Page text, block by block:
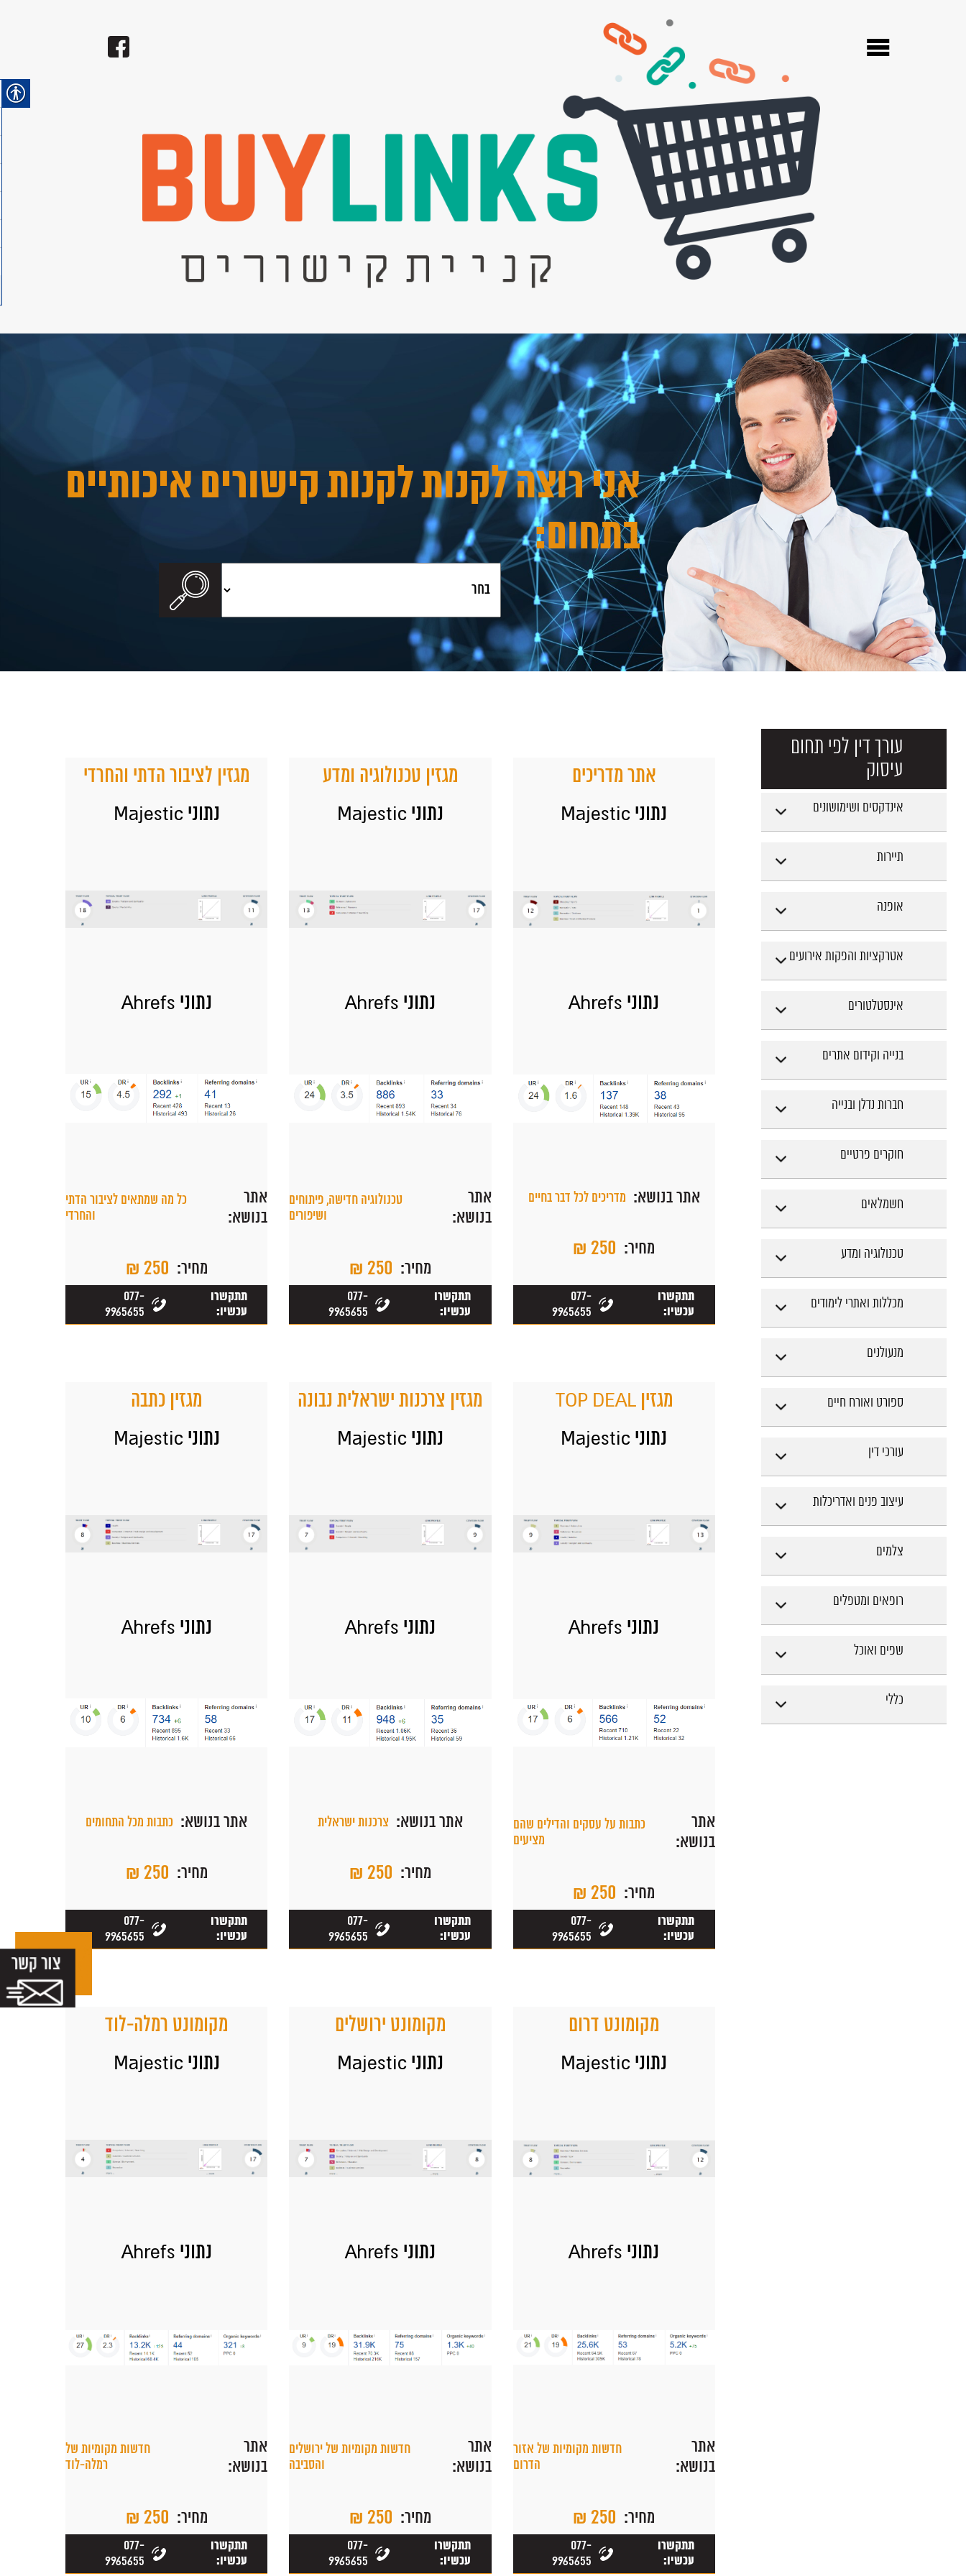
אני רוצה לקנות לקנות קישורים איכותיים
בתחום:
עורך דין לפי תחום
עיסוק
אינדקסים ושימושונים
תיירות
אופנה
אטרקציות והפקות אירועים
אינסטלטורים
בנייה וקידום אתרים
חברות נדלן ובנייה
חוקרים פרטיים
חשמלאים
טכנולוגיה ומדע
מכללות ואתרי לימודים
מנעולנים
ספורט ואורח חיים
עורכי דין
עיצוב פנים ואדריכלות
צלמים
רופאים ומטפלים
שפים ואוכל
כללי
אתר מדריכים
נתוני Majestic
נתוני Ahrefs
אתר בנושא: מדריכים לכל דבר בחיים
מחיר: ₪ 250
תתקשרו
עכשיו:
077-
9965655
מגזין טכנולוגיה ומדע
נתוני Majestic
נתוני Ahrefs
אתר
בנושא:
טכנולוגיה חדישה, פיתוחים
ושיפורים
מחיר: ₪ 250
תתקשרו
עכשיו:
077-
9965655
מגזין לציבור הדתי והחרדי
נתוני Majestic
נתוני Ahrefs
אתר
בנושא:
כל מה שמתאים לציבור הדתי
והחרדי
מחיר: ₪ 250
תתקשרו
עכשיו:
077-
9965655
מגזין TOP DEAL
נתוני Majestic
נתוני Ahrefs
אתר
בנושא:
כתבות על עסקים והדילים שהם
מציעים
מחיר: ₪ 250
תתקשרו
עכשיו:
077-
9965655
מגזין צרכנות ישראלית נבונה
נתוני Majestic
נתוני Ahrefs
אתר בנושא: צרכנות ישראלית
מחיר: ₪ 250
תתקשרו
עכשיו:
077-
9965655
מגזין כתבה
נתוני Majestic
נתוני Ahrefs
אתר בנושא: כתבות מכל התחומים
מחיר: ₪ 250
תתקשרו
עכשיו:
077-
9965655
מקומונט דרום
נתוני Majestic
נתוני Ahrefs
אתר
בנושא:
חדשות מקומיות של אזור
הדרום
מחיר: ₪ 250
תתקשרו
עכשיו:
077-
9965655
מקומונט ירושלים
נתוני Majestic
נתוני Ahrefs
אתר
בנושא:
חדשות מקומיות של ירושלים
והסביבה
מחיר: ₪ 250
תתקשרו
עכשיו:
077-
9965655
מקומונט רמלה-לוד
נתוני Majestic
נתוני Ahrefs
אתר
בנושא:
חדשות מקומיות של
רמלה-לוד
מחיר: ₪ 250
תתקשרו
עכשיו:
077-
9965655